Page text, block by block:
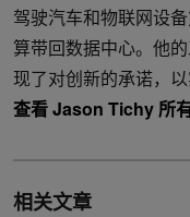
驾驶汽车和物联网设
算带回数据中心。他
现了对创新的承诺，
查看 Jason Tichy 所
相关文章